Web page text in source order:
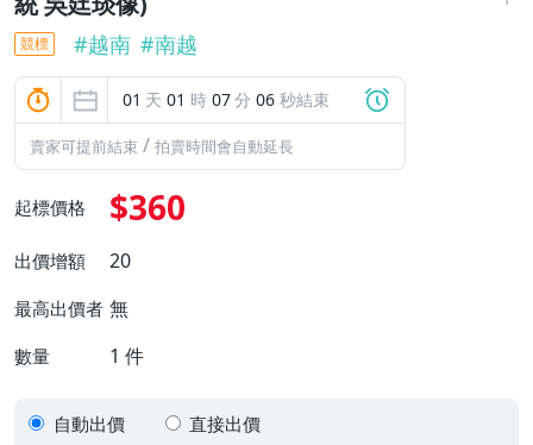
競標 #越南 #南越
01 天 01 時 07分 05 秒結束
賣家可提前結束 / 拍賣時間會自動延長
起標價格 $360
出價增額 20
最高出價者 無
數量 1 件
自動出價 直接出價